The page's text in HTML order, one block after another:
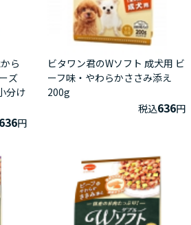
ら
ズ
分け
636円
ビタワン君のWソフト 成犬用 ビ
ーフ味・やわらかささみ添え
200g
税込636円